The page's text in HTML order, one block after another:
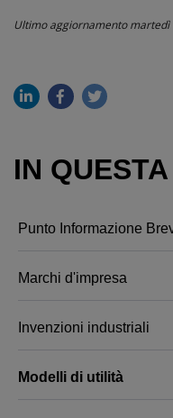
Ultimo aggiornamentomartedì
IN
Punto Informazione
Marchi d'impresa
Invenzioni industriali
Modelli di utilità